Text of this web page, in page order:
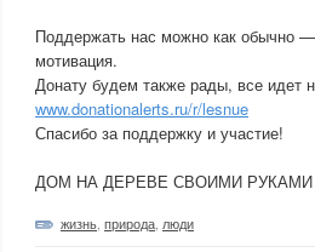
Поддержать нас можно как обычно
мотивация.
Донату будем также рады, все идет
www.donationalerts.ru/r/lesnue
Спасибо за поддержку и участие!
ДОМ НА ДЕРЕВЕ СВОИМИ РУКАМИ
жизнь природа люди